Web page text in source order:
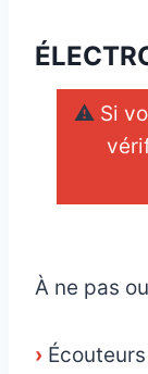
⚠ Si
À ne pas
›